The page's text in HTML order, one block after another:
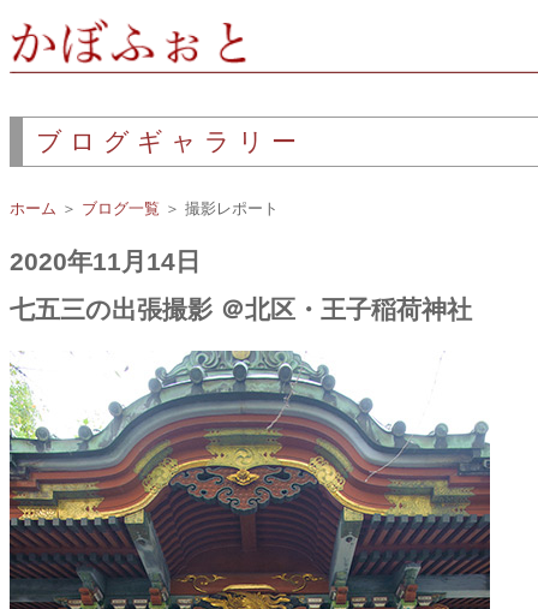
ブログギャラリー
ホーム ＞ ブログ一覧 ＞ 撮影レポート
2020年11月14日
七五三の出張撮影 ＠北区・王子稲荷神社